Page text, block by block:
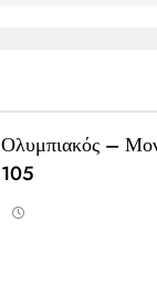
Ολυμπιακός –
105